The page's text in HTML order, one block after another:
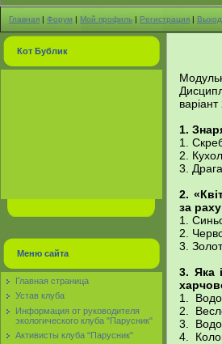
Главная | Форум | Мой профиль | Регистрация | Выход
Кот Бублик
Меню сайта
Главная страница
Устав клуба
Информация от руководителя
экологического клуба "Парусник"
Активисты клуба "Парусник"
варіант
1.
1.
2.
3.
2.
за
1.
2.
3.
3. Яка
1.
2.
3.
4.